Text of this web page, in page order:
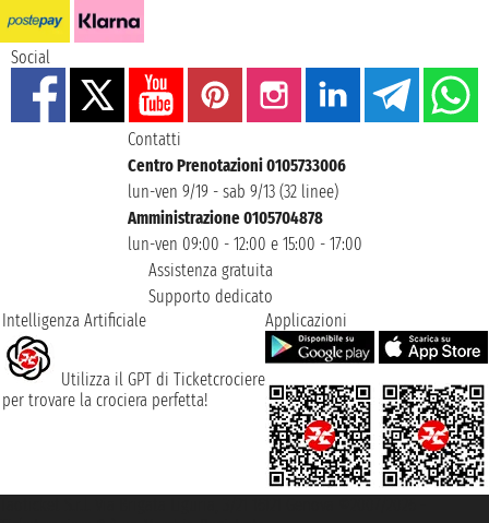
Social
Contatti
Centro Prenotazioni 0105733006
lun-ven 9/19 - sab 9/13 (32 linee)
Amministrazione 0105704878
lun-ven 09:00 - 12:00 e 15:00 - 17:00
Assistenza gratuita
Supporto dedicato
Intelligenza Artificiale
Utilizza il GPT di Ticketcrociere
per trovare la crociera perfetta!
Applicazioni